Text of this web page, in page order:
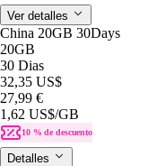
Ver detalles
China 20GB 30Days
20GB
30 Dias
32,35 US$
27,99 €
1,62 US$/GB
10 % de descuento
Detalles